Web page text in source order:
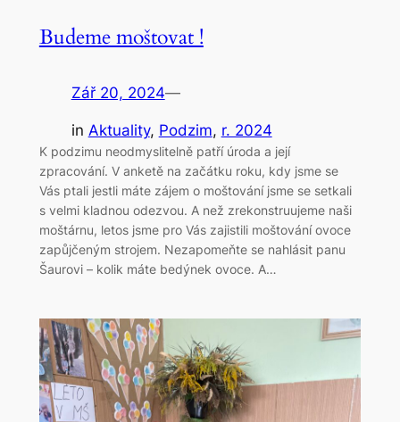
Budeme moštovat !
Zář 20, 2024—
in Aktuality, Podzim, r. 2024
K podzimu neodmyslitelně patří úroda a její
zpracování. V anketě na začátku roku, kdy jsme se
Vás ptali jestli máte zájem o moštování jsme se setkali
s velmi kladnou odezvou. A než zrekonstruujeme naši
moštárnu, letos jsme pro Vás zajistili moštování ovoce
zapůjčeným strojem. Nezapomeňte se nahlásit panu
Šaurovi – kolik máte bedýnek ovoce. A…